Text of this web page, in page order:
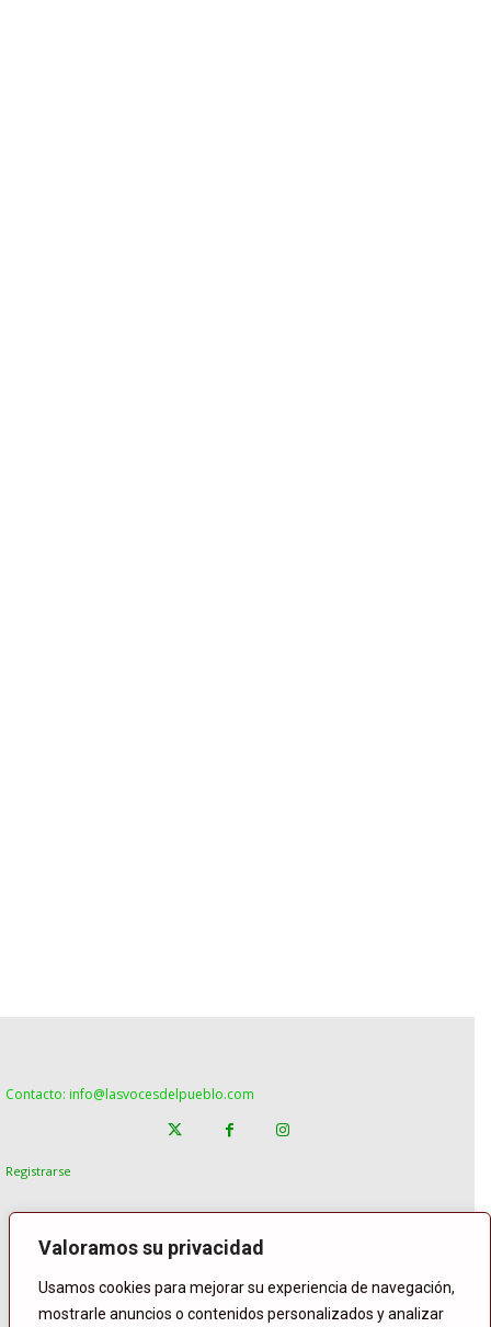
Valoramos su privacidad
Usamos cookies para mejorar su experiencia de navegación,
mostrarle anuncios o contenidos personalizados y analizar
Contacto: info@lasvocesdelpueblo.com
Registrarse